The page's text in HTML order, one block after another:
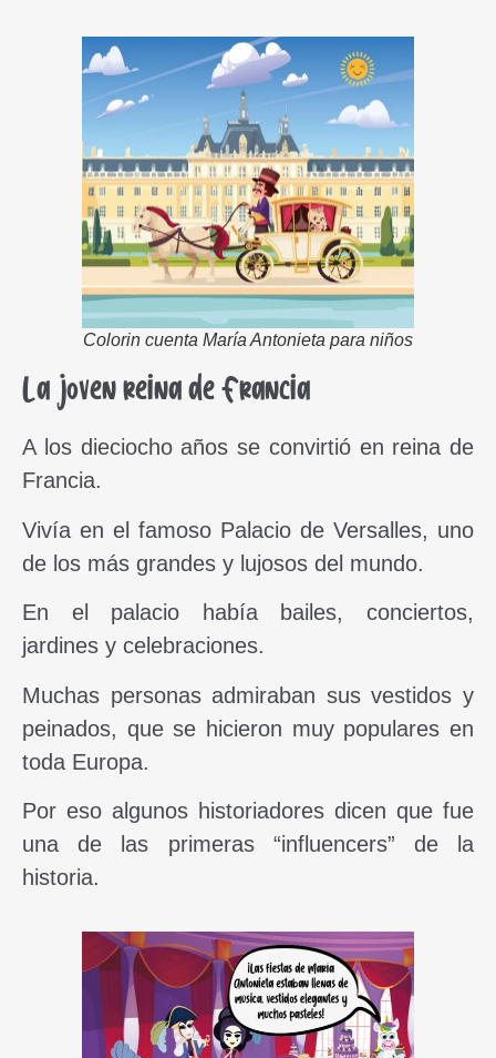
Colorin cuenta María Antonieta para niños
La joven reina de Francia
A los dieciocho años se convirtió en reina de
Francia.
Vivía en el famoso Palacio de Versalles, uno
de los más grandes y lujosos del mundo.
En el palacio había bailes, conciertos,
jardines y celebraciones.
Muchas personas admiraban sus vestidos y
peinados, que se hicieron muy populares en
toda Europa.
Por eso algunos historiadores dicen que fue
una de las primeras “influencers” de la
historia.